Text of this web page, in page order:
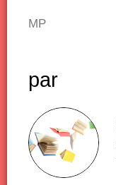
MP
par